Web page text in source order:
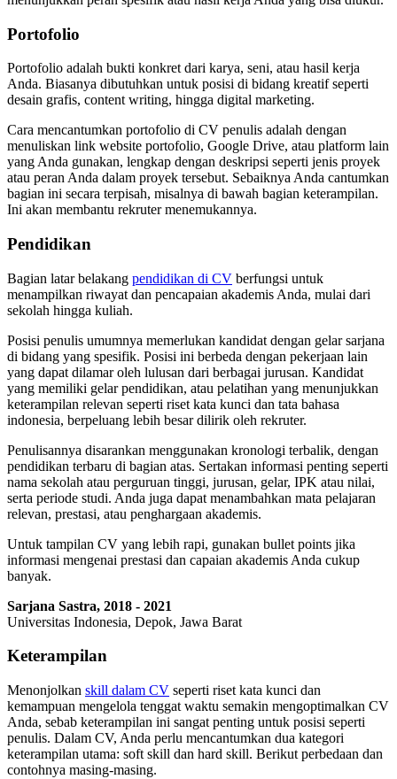
Portofolio
Portofolio adalah bukti konkret dari karya, seni, atau hasil kerja
Anda. Biasanya dibutuhkan untuk posisi di bidang kreatif seperti
desain grafis, content writing, hingga digital marketing.
Cara mencantumkan portofolio di CV penulis adalah dengan
menuliskan link website portofolio, Google Drive, atau platform lain
yang Anda gunakan, lengkap dengan deskripsi seperti jenis proyek
atau peran Anda dalam proyek tersebut. Sebaiknya Anda cantumkan
bagian ini secara terpisah, misalnya di bawah bagian keterampilan.
Ini akan membantu rekruter menemukannya.
Pendidikan
Bagian latar belakang pendidikan di CV berfungsi untuk
menampilkan riwayat dan pencapaian akademis Anda, mulai dari
sekolah hingga kuliah.
Posisi penulis umumnya memerlukan kandidat dengan gelar sarjana
di bidang yang spesifik. Posisi ini berbeda dengan pekerjaan lain
yang dapat dilamar oleh lulusan dari berbagai jurusan. Kandidat
yang memiliki gelar pendidikan, atau pelatihan yang menunjukkan
keterampilan relevan seperti riset kata kunci dan tata bahasa
indonesia, berpeluang lebih besar dilirik oleh rekruter.
Penulisannya disarankan menggunakan kronologi terbalik, dengan
pendidikan terbaru di bagian atas. Sertakan informasi penting seperti
nama sekolah atau perguruan tinggi, jurusan, gelar, IPK atau nilai,
serta periode studi. Anda juga dapat menambahkan mata pelajaran
relevan, prestasi, atau penghargaan akademis.
Untuk tampilan CV yang lebih rapi, gunakan bullet points jika
informasi mengenai prestasi dan capaian akademis Anda cukup
banyak.
Sarjana Sastra, 2018 - 2021
Universitas Indonesia, Depok, Jawa Barat
Keterampilan
Menonjolkan skill dalam CV seperti riset kata kunci dan
kemampuan mengelola tenggat waktu semakin mengoptimalkan CV
Anda, sebab keterampilan ini sangat penting untuk posisi seperti
penulis. Dalam CV, Anda perlu mencantumkan dua kategori
keterampilan utama: soft skill dan hard skill. Berikut perbedaan dan
contohnya masing-masing.